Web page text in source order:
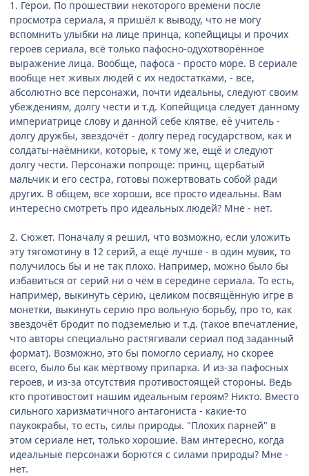
1. Герои. По прошествии некоторого времени после
просмотра сериала, я пришёл к выводу, что не могу
вспомнить улыбки на лице принца, копейщицы и прочих
героев сериала, всё только пафосно-одухотворённое
выражение лица. Вообще, пафоса - просто море. В сериале
вообще нет живых людей с их недостатками, - все,
абсолютно все персонажи, почти идеальны, следуют своим
убеждениям, долгу чести и т.д. Копейщица следует данному
империатрице слову и данной себе клятве, её учитель -
долгу дружбы, звездочёт - долгу перед государством, как и
солдаты-наёмники, которые, к тому же, ещё и следуют
долгу чести. Персонажи попроще: принц, щербатый
мальчик и его сестра, готовы пожертвовать собой ради
других. В общем, все хороши, все просто идеальны. Вам
интересно смотреть про идеальных людей? Мне - нет.
2. Сюжет. Поначалу я решил, что возможно, если уложить
эту тягомотину в 12 серий, а ещё лучше - в один мувик, то
получилось бы и не так плохо. Например, можно было бы
избавиться от серий ни о чём в середине сериала. То есть,
например, выкинуть серию, целиком посвящённую игре в
монетки, выкинуть серию про вольную борьбу, про то, как
звездочёт бродит по подземелью и т.д. (такое впечатление,
что авторы специально растягивали сериал под заданный
формат). Возможно, это бы помогло сериалу, но скорее
всего, было бы как мёртвому припарка. И из-за пафосных
героев, и из-за отсутствия противостоящей стороны. Ведь
кто противостоит нашим идеальным героям? Никто. Вместо
сильного харизматичного антагониста - какие-то
паукокрабы, то есть, силы природы. "Плохих парней" в
этом сериале нет, только хорошие. Вам интересно, когда
идеальные персонажи борются с силами природы? Мне -
нет.